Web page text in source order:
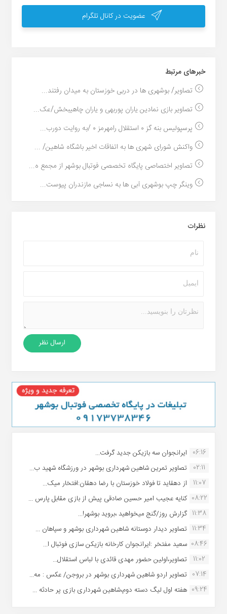
عضویت در کانال تلگرام
خبر‌های مرتبط
تصاویر/ بوشهری ها در دربی خوزستان به میدان رفتند...
تصاویر بازی نمادین یاران پوربهی و یاران چاهیبخش/عک...
پرسپولیس بنه گز ٠ استقلال رامهرمز ٠ /به روایت دورب...
واکنش شورای شهری ها به اتفاقات اخیر باشگاه شاهین/ ...
تصاویر اختصاصی پایگاه تخصصی فوتبال بوشهر از مجمع ه...
وینگر چپ بوشهری آبی ها به نساجی مازندران پیوست...
نظرات
06:16 ایرانجوان سه بازیکن جدید گرفت...
02:11
تصاویر تمرین شاهین شهردارى بوشهر در ورزشگاه شهید ب...
11:07
از دهقاید تا فولاد خوزستان با رضا دهقان:افتخار میک...
08:22 کنایه عجیب امیر حسین صادقی پیش از بازی مقابل پارس ...
11:38 گزارش روز/گنج میخواهید ،بروید بوشهر!...
11:34 تصاویر دیدار دوستانه شاهین شهردارى بوشهر و سپاهان ...
08:46 سعید مفتخر :ایرانجوان کارخانه بازیکن سازی فوتبال ا...
11:02
تصاویر،اولین حضور مهدی قائدی با لباس استقلال...
07:14 تصاویر اردو شاهین شهرداری بوشهر در بروجن/ عکس : مه...
09:24 هفته اول لیگ دسته دوم،شاهین شهرداری بازی پر حادثه ...